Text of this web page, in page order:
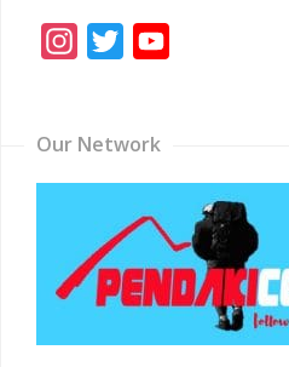
Instagram
Twitter
Our Network